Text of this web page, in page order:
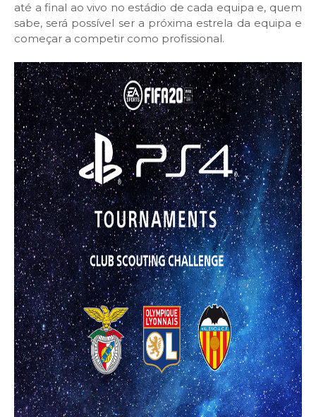
até a final ao vivo no estádio de cada equipa e, quem
sabe, será possível ser a próxima estrela da equipa e
começar a competir como profissional.